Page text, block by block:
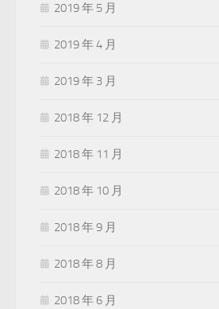
2019 年 5 月
2019 年 4 月
2019 年 3 月
2018 年 12 月
2018 年 11 月
2018 年 10 月
2018 年 9 月
2018 年 8 月
2018 年 6 月